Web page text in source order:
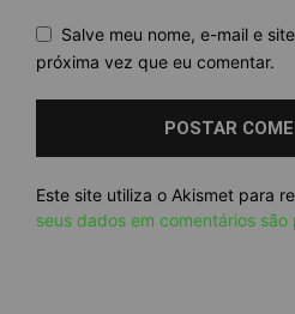
Salve meu nome, e-mail e
próxima vez que eu comentar.
Este site utiliza o Akismet para
seus dados em comentários são